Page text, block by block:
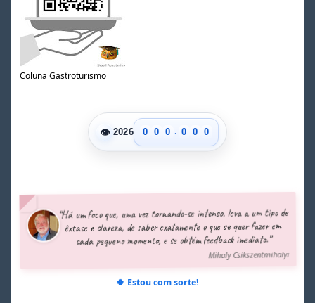
Coluna Gastroturismo
👁 2026
0
1
6
7
8
0
1
6
7
8
0
1
6
7
8
. 0
1
6
7
8
0
1
6
7
8
0
1
6
7
8
9
“Há um foco que, uma vez tornando-se intenso, leva a um tipo de
êxtase e clareza, de saber exatamente o que se quer fazer em
cada pequeno momento, e se obtém feedback imediato.”
Mihaly Csikszentmihalyi
🍀 Estou com sorte!